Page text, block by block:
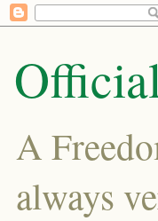
A
always